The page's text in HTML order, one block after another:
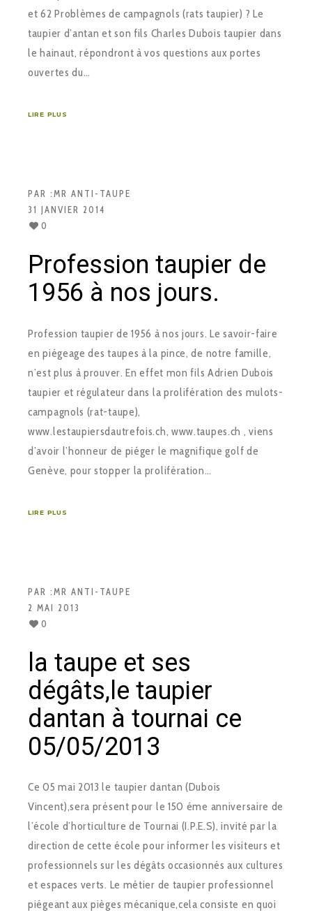
et 62 Problèmes de campagnols (rats taupier) ? Le
taupier d’antan et son fils Charles Dubois taupier dans
le hainaut, répondront à vos questions aux portes
ouvertes du…
LIRE PLUS
PAR :MR ANTI-TAUPE
31 JANVIER 2014
0
Profession taupier de
1956 à nos jours.
Profession taupier de 1956 à nos jours. Le savoir-faire
en piégeage des taupes à la pince, de notre famille,
n’est plus à prouver. En effet mon fils Adrien Dubois
taupier et régulateur dans la prolifération des mulots-
campagnols (rat-taupe),
www.lestaupiersdautrefois.ch, www.taupes.ch , viens
d’avoir l’honneur de piéger le magnifique golf de
Genève, pour stopper la prolifération…
LIRE PLUS
PAR :MR ANTI-TAUPE
2 MAI 2013
0
la taupe et ses
dégâts,le taupier
dantan à tournai ce
05/05/2013
Ce 05 mai 2013 le taupier dantan (Dubois
Vincent),sera présent pour le 150 éme anniversaire de
l’école d’horticulture de Tournai (I.P.E.S), invité par la
direction de cette école pour informer les visiteurs et
professionnels sur les dégâts occasionnés aux cultures
et espaces verts. Le métier de taupier professionnel
piégeant aux pièges mécanique,cela consiste en quoi